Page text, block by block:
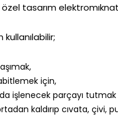
özel tasarım
için,
işlenecek parçayı tutmak
kaldırıp cıvata, çivi,